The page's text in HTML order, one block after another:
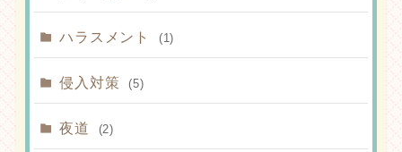
ハラスメント (1)
侵入対策 (5)
夜道 (2)